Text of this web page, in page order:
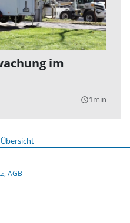
im
query_builder1min
AGB